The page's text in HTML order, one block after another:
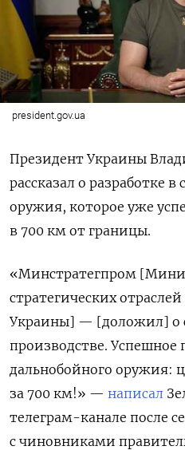
president.gov.ua
Президент Украины
рассказал о разработке
оружия, которое уже
в 700 км от границы.
«Минстратегпром
стратегических
Украины] — [доложил] о
производстве.
дальнобойного оружия:
за 700 км!» — написал
телеграм-канале после
с чиновниками